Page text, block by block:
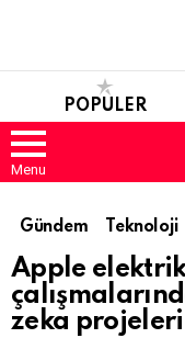
POPULER
Menu
Gündem Teknoloji
Apple
zeka